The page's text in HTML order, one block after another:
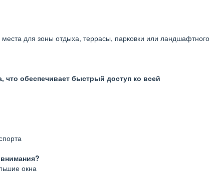
для зоны отдыха, террасы, парковки или ландшафтного
что обеспечивает быстрый доступ ко всей
окна